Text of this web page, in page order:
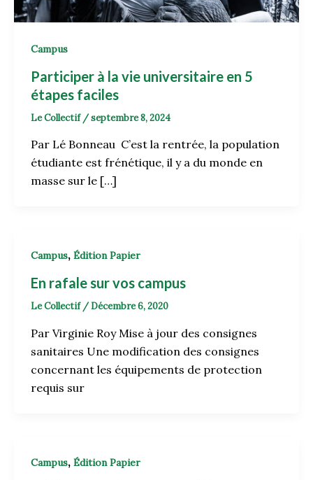
Campus
Participer à la vie universitaire en 5
étapes faciles
Le Collectif /septembre 8, 2024
Par Lé Bonneau C’est la rentrée, la population
étudiante est frénétique, il y a du monde en
masse sur le […]
Campus, Édition Papier
En rafale sur vos campus
Le Collectif /Décembre 6, 2020
Par Virginie Roy Mise à jour des consignes
sanitaires Une modification des consignes
concernant les équipements de protection
requis sur
Campus, Édition Papier